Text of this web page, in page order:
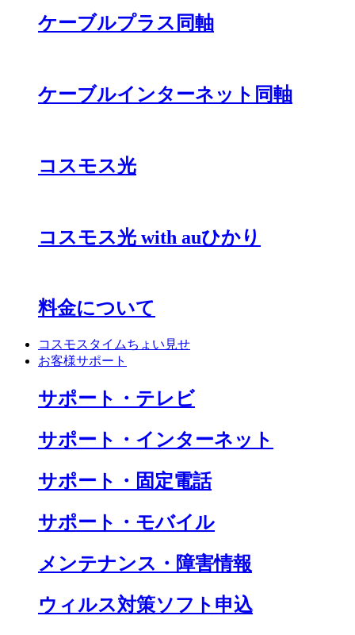
ケーブルプラス同軸
ケーブルインターネット同軸
コスモス光
コスモス光 with auひかり
料金について
コスモスタイムちょい見せ
お客様サポート
サポート・テレビ
サポート・インターネット
サポート・固定電話
サポート・モバイル
メンテナンス・障害情報
ウィルス対策ソフト申込